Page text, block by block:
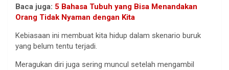
Baca juga: 5 Bahasa Tubuh yang Bisa Menandakan
Orang Tidak Nyaman dengan Kita
Kebiasaan ini membuat kita hidup dalam skenario buruk
yang belum tentu terjadi.
Meragukan diri juga sering muncul setelah mengambil